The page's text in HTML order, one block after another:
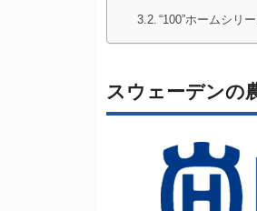
“100”ホームシリ
スウェーデンの